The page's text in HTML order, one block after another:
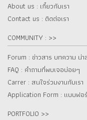
About us : เกี๋ยวกับเรา
Contact us : ติดต่อเรา
COMMUNITY : >>
Forum : ข่าวสาร บทความ น่า
FAQ : คำถามที่พบเจอบ่อยๆ
Carrer : สนใจร่วมงานกับเรา
Application Form : แบบฟอ
PORTFOLIO >>